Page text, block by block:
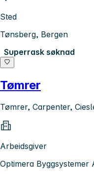
Sted
Tønsberg, Bergen
Superrask søknad
Tømrer
Tømrer, Carpenter,
Arbeidsgiver
Optimera Byggsystemer